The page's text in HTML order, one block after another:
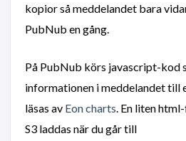
kopior så meddelandet bara
PubNub en gång.
På PubNub körs javascript-kod
informationen i meddelandet till
läsas av Eon charts. En liten
S3 laddas när du går till